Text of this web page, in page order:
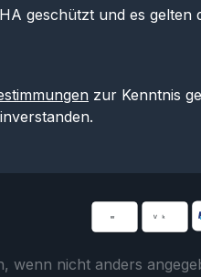
geschützt und es gelten
zur Kenntnis
wenn nicht anders